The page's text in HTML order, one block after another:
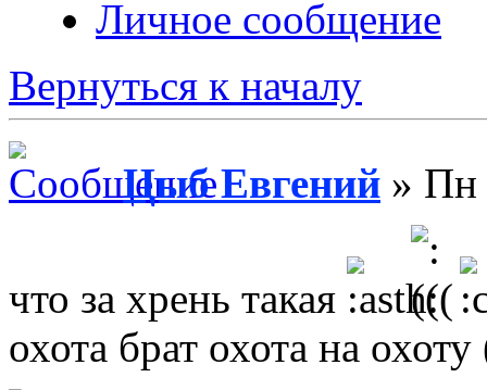
Личное сообщение
Вернуться к началу
Цыб Евгений » Пн
что за хрень такая
охота брат охота на